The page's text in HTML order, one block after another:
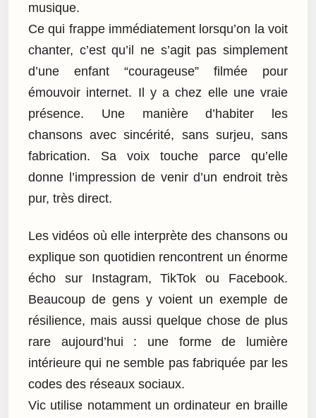
musique.
Ce qui frappe immédiatement lorsqu’on la voit
chanter, c’est qu’il ne s’agit pas simplement
d’une enfant “courageuse” filmée pour
émouvoir internet. Il y a chez elle une vraie
présence. Une manière d’habiter les
chansons avec sincérité, sans surjeu, sans
fabrication. Sa voix touche parce qu’elle
donne l’impression de venir d’un endroit très
pur, très direct.
Les vidéos où elle interprète des chansons ou
explique son quotidien rencontrent un énorme
écho sur Instagram, TikTok ou Facebook.
Beaucoup de gens y voient un exemple de
résilience, mais aussi quelque chose de plus
rare aujourd’hui : une forme de lumière
intérieure qui ne semble pas fabriquée par les
codes des réseaux sociaux.
Vic utilise notamment un ordinateur en braille